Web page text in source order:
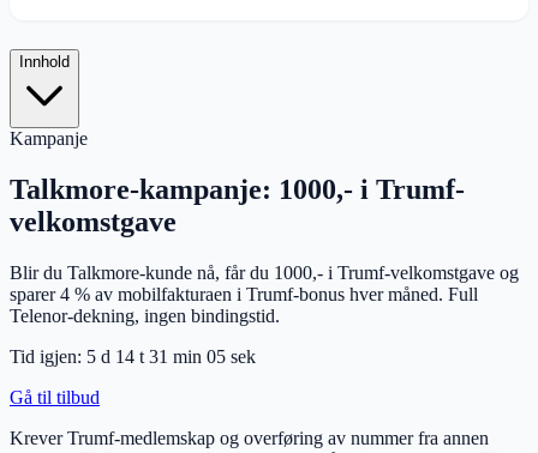
Innhold
Kampanje
Talkmore-kampanje: 1000,- i Trumf-
velkomstgave
Blir du Talkmore-kunde nå, får du 1000,- i Trumf-velkomstgave og
sparer 4 % av mobilfakturaen i Trumf-bonus hver måned. Full
Telenor-dekning, ingen bindingstid.
Tid igjen: 5 d 14 t 31 min 04 sek
Gå til tilbud
Krever Trumf-medlemskap og overføring av nummer fra annen